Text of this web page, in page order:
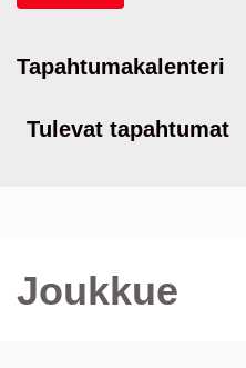
Tapahtumakalenteri
Tulevat tapahtumat
Joukkue